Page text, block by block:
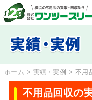
ホーム > 実績・実例 > 不用
不用品回収の